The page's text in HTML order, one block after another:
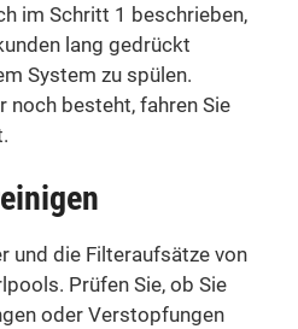
im Schritt 1 beschrieben,
lang gedrückt
System zu spülen.
noch besteht, fahren Sie
und die Filteraufsätze von
Prüfen Sie, ob Sie
oder Verstopfungen